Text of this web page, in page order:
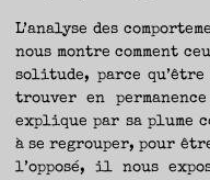
L’analyse des
nous montre comment
solitude, parce qu’être
trouver en
explique par sa plume
à se regrouper, pour
l’opposé, il nous